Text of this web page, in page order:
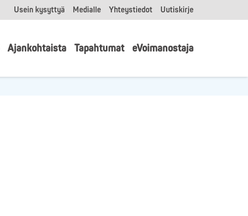
Usein kysyttyä Medialle Yhteystiedot Uutiskirje
Ajankohtaista Tapahtumat eVoimanostaja